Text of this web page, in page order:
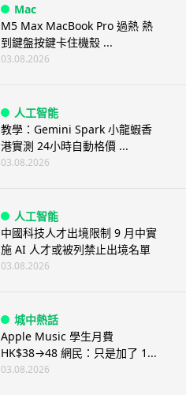
Mac
M5 Max MacBook Pro 過熱 熱
到鍵盤按鍵卡住機殼 ...
03.08.2026
人工智能
教學：Gemini Spark 小龍蝦香
港實測 24小時自動格價 ...
03.08.2026
人工智能
中國科技人才出境限制 9 月中實
施 AI 人才或被列禁止出境名單
03.08.2026
城中熱話
Apple Music 學生月費
HK$38→48 網民：只是加了 1...
03.08.2026